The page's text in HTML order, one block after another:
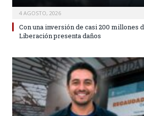
4 AGOSTO, 2026
Con una inversión de casi 200 millones
Liberación presenta daños